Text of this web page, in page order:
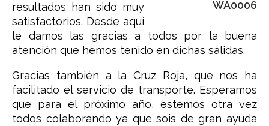
resultados han sido muy
satisfactorios. Desde aquí
le damos las gracias a todos por la buena
atención que hemos tenido en dichas salidas.
Gracias también a la Cruz Roja, que nos ha
facilitado el servicio de transporte. Esperamos
que para el próximo año, estemos otra vez
todos colaborando ya que sois de gran ayuda